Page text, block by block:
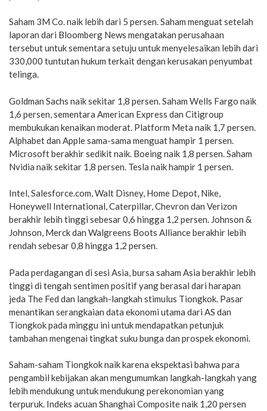
Saham 3M Co. naik lebih dari 5 persen. Saham menguat setelah
laporan dari Bloomberg News mengatakan perusahaan
tersebut untuk sementara setuju untuk menyelesaikan lebih dari
330,000 tuntutan hukum terkait dengan kerusakan penyumbat
telinga.
Goldman Sachs naik sekitar 1,8 persen. Saham Wells Fargo naik
1,6 persen, sementara American Express dan Citigroup
membukukan kenaikan moderat. Platform Meta naik 1,7 persen.
Alphabet dan Apple sama-sama menguat hampir 1 persen.
Microsoft berakhir sedikit naik. Boeing naik 1,8 persen. Saham
Nvidia naik sekitar 1,8 persen. Tesla naik hampir 1 persen.
Intel, Salesforce.com, Walt Disney, Home Depot, Nike,
Honeywell International, Caterpillar, Chevron dan Verizon
berakhir lebih tinggi sebesar 0,6 hingga 1,2 persen. Johnson &
Johnson, Merck dan Walgreens Boots Alliance berakhir lebih
rendah sebesar 0,8 hingga 1,2 persen.
Pada perdagangan di sesi Asia, bursa saham Asia berakhir lebih
tinggi di tengah sentimen positif yang berasal dari harapan
jeda The Fed dan langkah-langkah stimulus Tiongkok. Pasar
menantikan serangkaian data ekonomi utama dari AS dan
Tiongkok pada minggu ini untuk mendapatkan petunjuk
tambahan mengenai tingkat suku bunga dan prospek ekonomi.
Saham-saham Tiongkok naik karena ekspektasi bahwa para
pengambil kebijakan akan mengumumkan langkah-langkah yang
lebih mendukung untuk mendukung perekonomian yang
terpuruk. Indeks acuan Shanghai Composite naik 1,20 persen